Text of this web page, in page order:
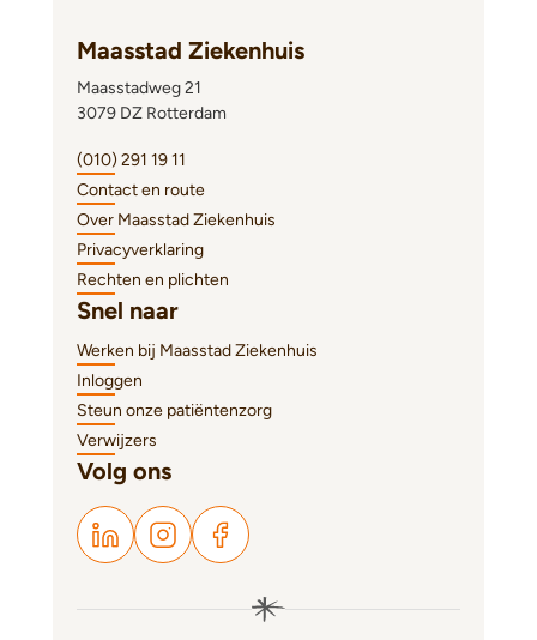
Maasstad Ziekenhuis
Maasstadweg 21
3079 DZ Rotterdam
(010) 291 19 11
Contact en route
Over Maasstad Ziekenhuis
Privacyverklaring
Rechten en plichten
Snel naar
Werken bij Maasstad Ziekenhuis
Inloggen
Steun onze patiëntenzorg
Verwijzers
Volg ons